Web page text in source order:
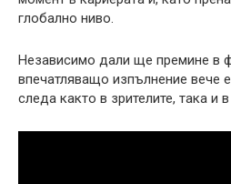
глобално ниво.
Независимо дали ще премине в
впечатляващо изпълнение вече
следа както в зрителите, така и